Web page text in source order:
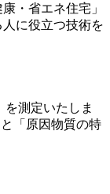
・省エネ住宅」
に役立つ技術を
測定いたしま
「原因物質の特